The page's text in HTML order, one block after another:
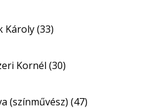
Károly (33)
Kornél (30)
(színművész) (47)